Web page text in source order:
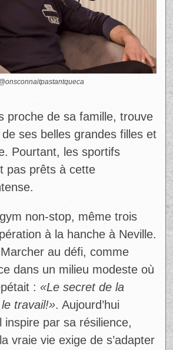
proche de sa famille, trouve
ses belles grandes filles et
Pourtant, les sportifs
pas prêts à cette
non-stop, même trois
à la hanche à Neville.
au défi, comme
dans un milieu modeste où
: «Le secret de la
travail!». Aujourd’hui
inspire par sa résilience,
vraie vie exige de s’adapter